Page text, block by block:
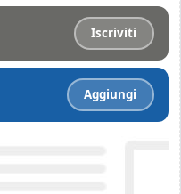
Iscriviti
Aggiungi